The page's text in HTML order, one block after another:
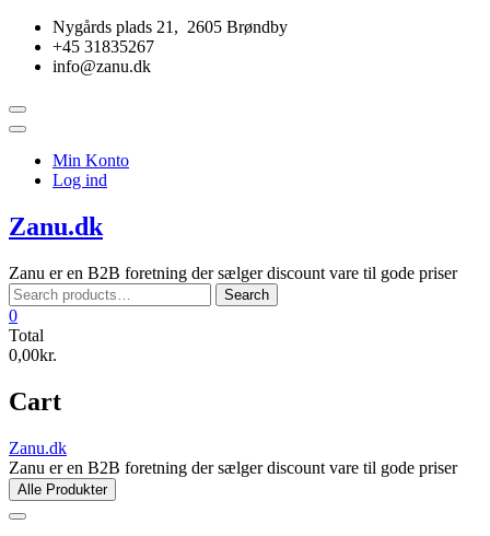
Skip
content
Nygårds plads 21, 2605 Brøndby
+45 31835267
info@zanu.dk
Topbar
Menu
Min Konto
Log ind
Zanu.dk
Zanu er en B2B foretning der sælger discount vare til gode priser
Search
for:
Search
0
Total
0,00kr.
Cart
Zanu.dk
Zanu er en B2B foretning der sælger discount vare til gode priser
Alle Produkter